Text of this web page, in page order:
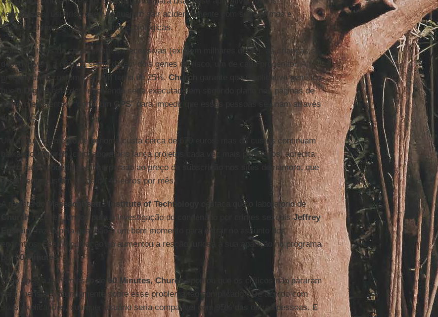
neonazistas, usuários que não querem sair acidentalmente com seus primos e
hackers chineses que criam armas biológicas.
Com tais tipos de características recessivas (existem milhares delas), as crianças só
desenvolvem a doença se herdarem dois genes de risco, um de cada progenitor. A
probabilidade costuma ser em torno de 25%.Church
garante que o aplicativo genético
que o
Digid8está desenvolvendo seria executado em segundo plano nas páginas de
namoro existentes, “como um
GPS” para impedir que essas pessoas se unam através
do serviço.
Um sequenciamento de genoma custa cerca de 670 euros, mas os custos continuam
baixando. Church , cujo laboratório lança projetos cada vez mais polêmicos, acredita
que o custo poderia ser incorporado ao preço da subscrição nos sites de namoro, que
geralmente custam cerca de 45 euros por mês.
A revista do Massachusetts Institute of Technology
destaca que o laboratório de
Church
recebeu fundos para a investigação do condenado por crimes sexuaisJeffrey
Epstein , razão pela qual não é um bom momento para entrar no assunto dos
encontros. Essa vinculação só aumentou a reação furiosa à sua aparição no programa
por 60 Minutes.
Logo após a transmissão de 60 Minutes,Churchapontou que os críticos não pararam
para “pensar profundamente sobre esse problema tão complicado”. De acordo com
suas explicações, qualquer usuário seria compatível com 95% das outras pessoas. E